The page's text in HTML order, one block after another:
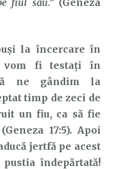
fiul său.”(Geneza
la încercare în
vom fi testați în
ne gândim la
timp de zeci de
un fiu, ca să fie
(Geneza 17:5). Apoi
jertfă pe acest
îndepărtată!